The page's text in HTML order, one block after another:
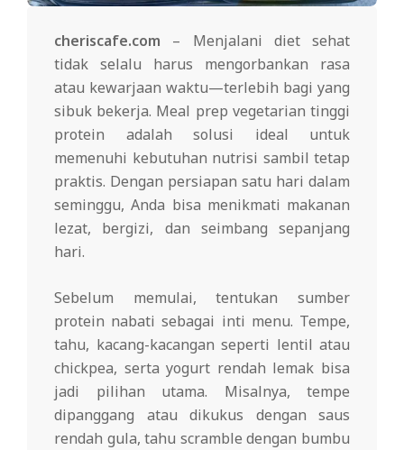
cheriscafe.com – Menjalani diet sehat
tidak selalu harus mengorbankan rasa
atau kewarjaan waktu—terlebih bagi yang
sibuk bekerja. Meal prep vegetarian tinggi
protein adalah solusi ideal untuk
memenuhi kebutuhan nutrisi sambil tetap
praktis. Dengan persiapan satu hari dalam
seminggu, Anda bisa menikmati makanan
lezat, bergizi, dan seimbang sepanjang
hari.
Sebelum memulai, tentukan sumber
protein nabati sebagai inti menu. Tempe,
tahu, kacang-kacangan seperti lentil atau
chickpea, serta yogurt rendah lemak bisa
jadi pilihan utama. Misalnya, tempe
dipanggang atau dikukus dengan saus
rendah gula, tahu scramble dengan bumbu